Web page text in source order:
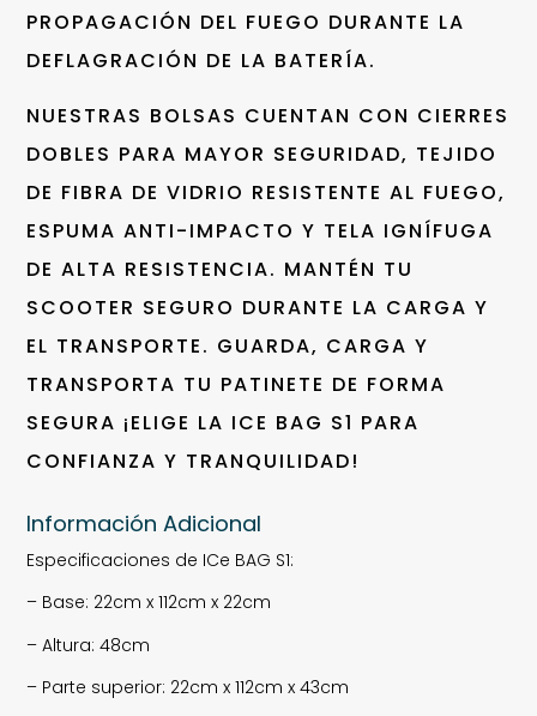
PROPAGACIÓN DEL FUEGO DURANTE LA
DEFLAGRACIÓN DE LA BATERÍA.
NUESTRAS BOLSAS CUENTAN CON CIERRES
DOBLES PARA MAYOR SEGURIDAD, TEJIDO
DE FIBRA DE VIDRIO RESISTENTE AL FUEGO,
ESPUMA ANTI-IMPACTO Y TELA IGNÍFUGA
DE ALTA RESISTENCIA. MANTÉN TU
SCOOTER SEGURO DURANTE LA CARGA Y
EL TRANSPORTE. GUARDA, CARGA Y
TRANSPORTA TU PATINETE DE FORMA
SEGURA ¡ELIGE LA ICE BAG S1 PARA
CONFIANZA Y TRANQUILIDAD!
Información Adicional
Especificaciones de ICe BAG S1:
– Base: 22cm x 112cm x 22cm
– Altura: 48cm
– Parte superior: 22cm x 112cm x 43cm